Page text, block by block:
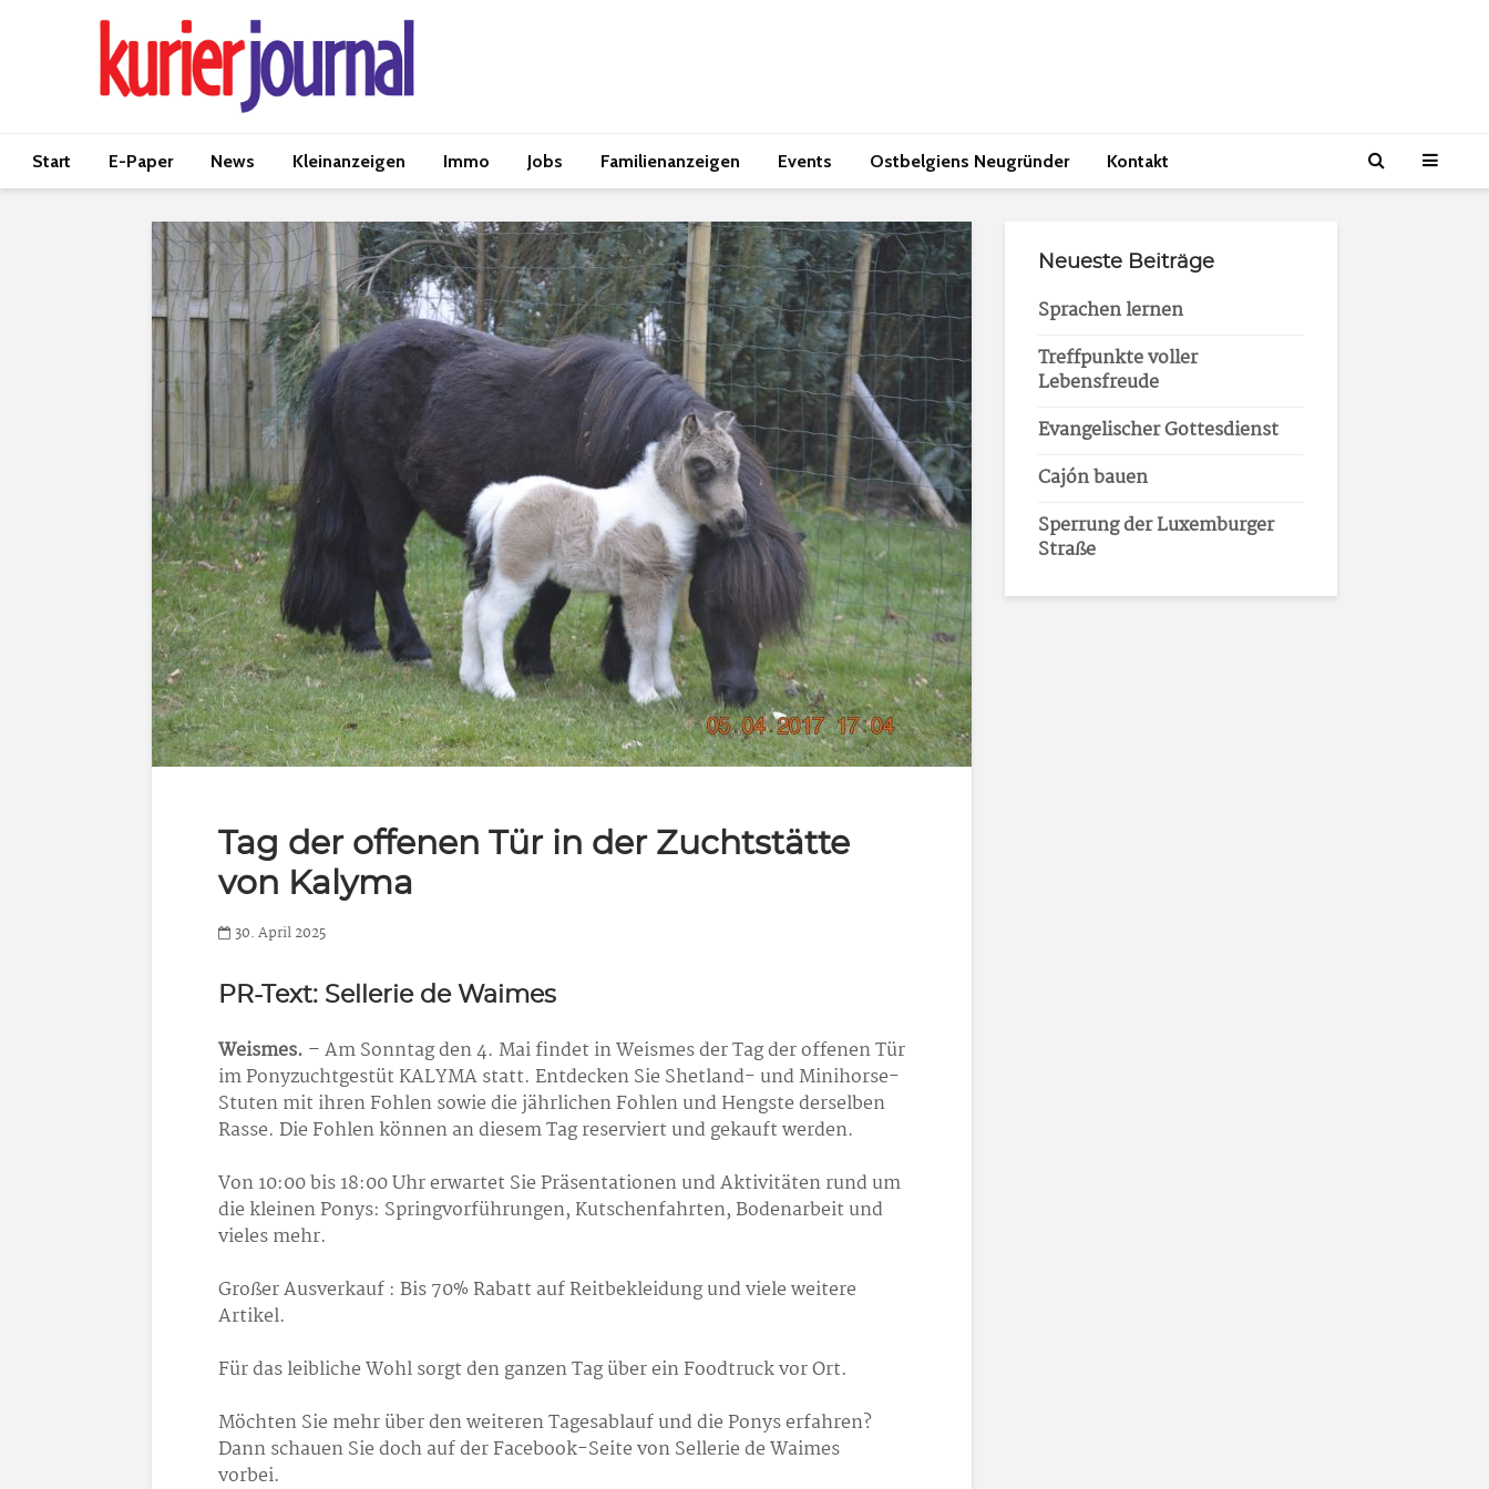
Start E-Paper News Kleinanzeigen Immo Jobs Familienanzeigen Events Ostbelgiens Neugründer Kontakt
Tag der offenen Tür in der Zuchtstätte
von Kalyma
30. April 2025
PR-Text: Sellerie de Waimes
Weismes. – Am Sonntag den 4. Mai findet in Weismes der Tag der offenen Tür
im Ponyzuchtgestüt KALYMA statt. Entdecken Sie Shetland- und Minihorse-
Stuten mit ihren Fohlen sowie die jährlichen Fohlen und Hengste derselben
Rasse. Die Fohlen können an diesem Tag reserviert und gekauft werden.
Von 10:00 bis 18:00 Uhr erwartet Sie Präsentationen und Aktivitäten rund um
die kleinen Ponys: Springvorführungen, Kutschenfahrten, Bodenarbeit und
vieles mehr.
Großer Ausverkauf : Bis 70% Rabatt auf Reitbekleidung und viele weitere
Artikel.
Für das leibliche Wohl sorgt den ganzen Tag über ein Foodtruck vor Ort.
Möchten Sie mehr über den weiteren Tagesablauf und die Ponys erfahren?
Dann schauen Sie doch auf der Facebook-Seite von Sellerie de Waimes
vorbei.
Neueste Beiträge
Sprachen lernen
Treffpunkte voller
Lebensfreude
Evangelischer Gottesdienst
Cajón bauen
Sperrung der Luxemburger
Straße